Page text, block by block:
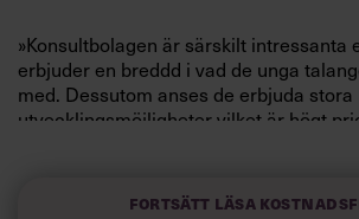
»Konsultbolagen är särskilt intressanta
erbjuder en breddd i vad de unga
med. Dessutom anses de erbjuda stora
utvecklingsmöjligheter vilket är högt
Fortsätt läsa